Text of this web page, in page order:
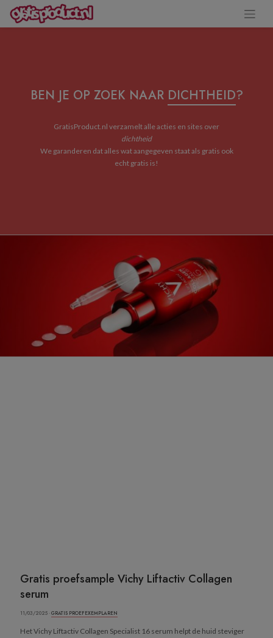
BEN JE OP ZOEK NAAR DICHTHEID?
GratisProduct.nl verzamelt alle acties en sites over
dichtheid
We garanderen dat alles wat aangegeven staat als gratis ook
echt gratis is!
Gratis proefsample Vichy Liftactiv Collagen
serum
11/03/2025 ·GRATIS PROEFEXEMPLAREN
Het Vichy Liftactiv Collagen Specialist 16 serum helpt de huid steviger